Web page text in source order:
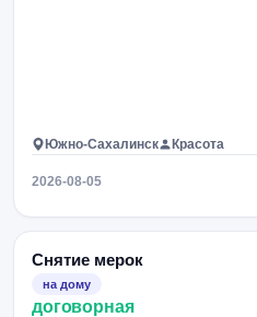
Южно-Сахалинск Красота
2026-08-05
Снятие мерок
на дому
договорная